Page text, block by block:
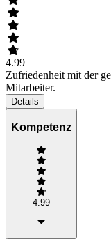
4.99
Zufriedenheit mit der
Mitarbeiter.
Details
Kompetenz
4.99